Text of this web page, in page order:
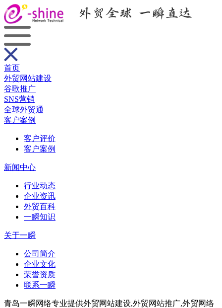
首页
外贸网站建设
谷歌推广
SNS营销
全球外贸通
客户案例
客户评价
客户案例
新闻中心
行业动态
企业资讯
外贸百科
一瞬知识
关于一瞬
公司简介
企业文化
荣誉资质
联系一瞬
青岛一瞬网络专业提供外贸网站建设,外贸网站推广,外贸网络